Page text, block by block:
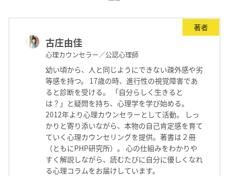
著者
古庄由佳
心理カウンセラー／公認心理師
幼い頃から、人と同じようにできない疎外感や劣
等感を持つ。 17歳の時、進行性の視覚障害であ
ると診断を受ける。 「自分らしく生きると
は？」と疑問を持ち、心理学を学び始める。
2012年より心理カウンセラーとして活動。 しっ
かりと寄り添いながら、本物の自己肯定感を育て
ていく心理カウンセリングを提供。著書は２冊
（ともにPHP研究所）。 心の仕組みをわかりや
すく解説しながら、読むたびに自分に優しくなれ
る心理コラムをお届けしています。